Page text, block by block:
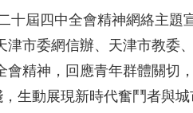
屆四中全會精神網絡主題
市委網信辦、天津市教委
精神，回應青年群體關切
生動展現新時代奮鬥者與